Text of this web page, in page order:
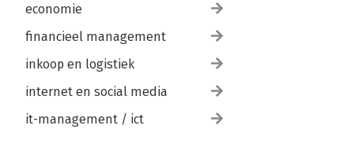
economie
financieel management
inkoop en logistiek
internet en social media
it-management / ict